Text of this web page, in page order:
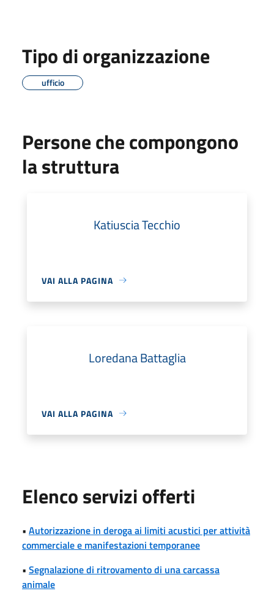
Tipo di organizzazione
ufficio
Persone che compongono
la struttura
Katiuscia Tecchio
VAI ALLA PAGINA
Loredana Battaglia
VAI ALLA PAGINA
Elenco servizi offerti
• Autorizzazione in deroga ai limiti acustici per attività
commerciale e manifestazioni temporanee
• Segnalazione di ritrovamento di una carcassa
animale